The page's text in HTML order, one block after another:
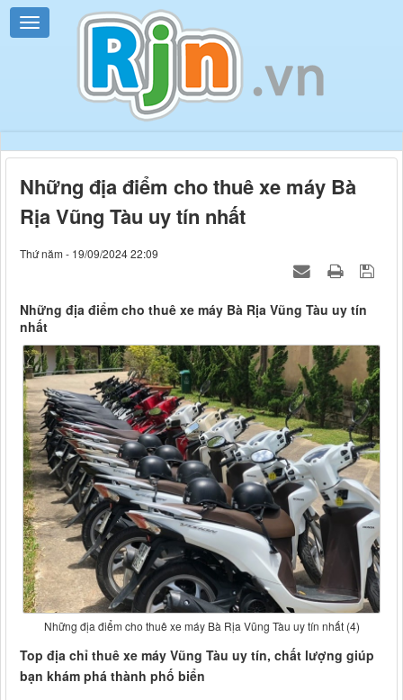
Những địa điểm cho thuê xe máy Bà
Rịa Vũng Tàu uy tín nhất
Thứ năm - 19/09/2024 22:09
Những địa điểm cho thuê xe máy Bà Rịa Vũng Tàu uy tín
nhất
Những địa điểm cho thuê xe máy Bà Rịa Vũng Tàu uy tín nhất (4)
Top địa chỉ thuê xe máy Vũng Tàu uy tín, chất lượng giúp
bạn khám phá thành phố biển